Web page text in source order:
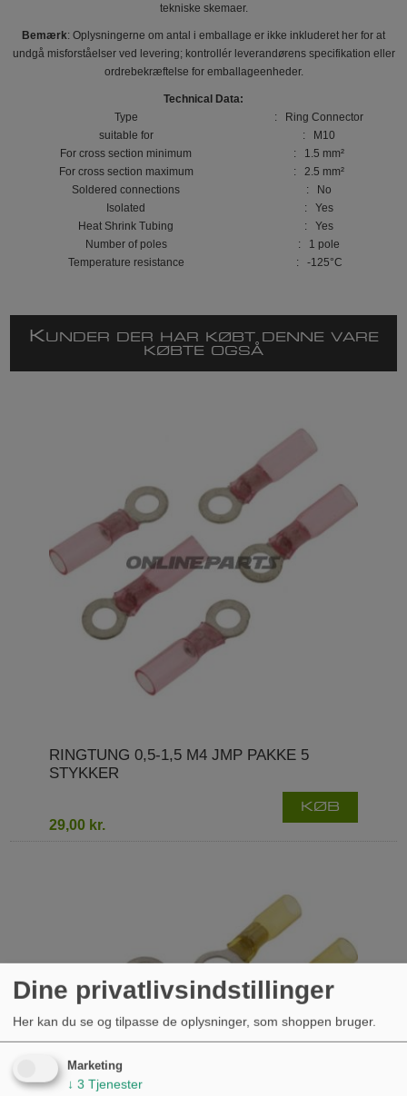
tekniske skemaer.
Bemærk: Oplysningerne om antal i emballage er ikke inkluderet her for at
undgå misforståelser ved levering; kontrollér leverandørens specifikation eller
ordrebekræftelse for emballageenheder.
Technical Data:
Type
: Ring Connector
suitable for
: M10
For cross section minimum
: 1.5 mm²
For cross section maximum
: 2.5 mm²
Soldered connections
: No
Isolated
: Yes
Heat Shrink Tubing
: Yes
Number of poles
: 1 pole
Temperature resistance
: -125°C
K UNDER DER HAR KØBT DENNE VARE
KØBTE OGSÅ
RINGTUNG 0,5-1,5 M4 JMP PAKKE 5
STYKKER
29,00 kr.
KØB
Dine privatlivsindstillinger
Her kan du se og tilpasse de oplysninger, som shoppen bruger.
Marketing
↓ 3 Tjenester